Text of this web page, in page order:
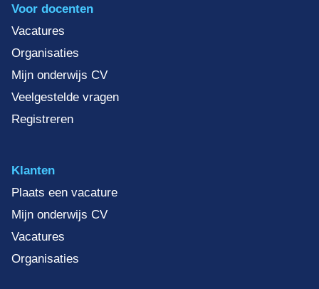
Voor docenten
Vacatures
Organisaties
Mijn onderwijs CV
Veelgestelde vragen
Registreren
Klanten
Plaats een vacature
Mijn onderwijs CV
Vacatures
Organisaties